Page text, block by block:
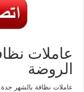
عاملات
الروضة
عاملات نظافة بالشهر